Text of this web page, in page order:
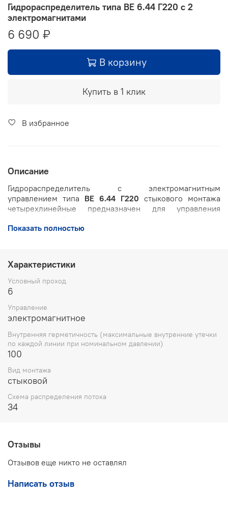
Гидрораспределитель типа ВЕ 6.44 Г220 с 2
электромагнитами
6 690 ₽
В корзину
Купить в 1 клик
В избранное
Описание
Гидрораспределитель с электромагнитным
управлением типа ВЕ 6.44 Г220 стыкового монтажа
четырехлинейные предназначен для управления
гидрораспределителя соответствует положению «0»;
- при включении электромагнита со стороны отверстия
«А» коммутация линий гидрораспределителя
соответствует положению «а»;
- при включении электромагнита со стороны отверстия
«В» коммутация линий гидрораспределителя
соответствует положению «b».
Г220:
Условия эксплуатации:
- рабочая жидкость – минеральное масло;
- номинальная тонкость фильтрации – 25 мкм.
Схема распределения потока
Показать полностью
Характеристики
Условный проход
6
Управление
электромагнитное
Внутренняя герметичность (максимальные внутренние утечки
по каждой линии при номинальном давлении)
100
Вид монтажа
стыковой
Схема распределения потока
34
Отзывы
Отзывов еще никто не оставлял
Написать отзыв